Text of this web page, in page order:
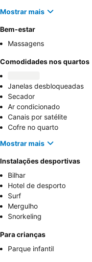
Mostrar mais
Bem-estar
Massagens
Comodidades nos quartos
Janelas desbloqueadas
Secador
Ar condicionado
Canais por satélite
Cofre no quarto
Mostrar mais
Instalações desportivas
Bilhar
Hotel de desporto
Surf
Mergulho
Snorkeling
Para crianças
Parque infantil